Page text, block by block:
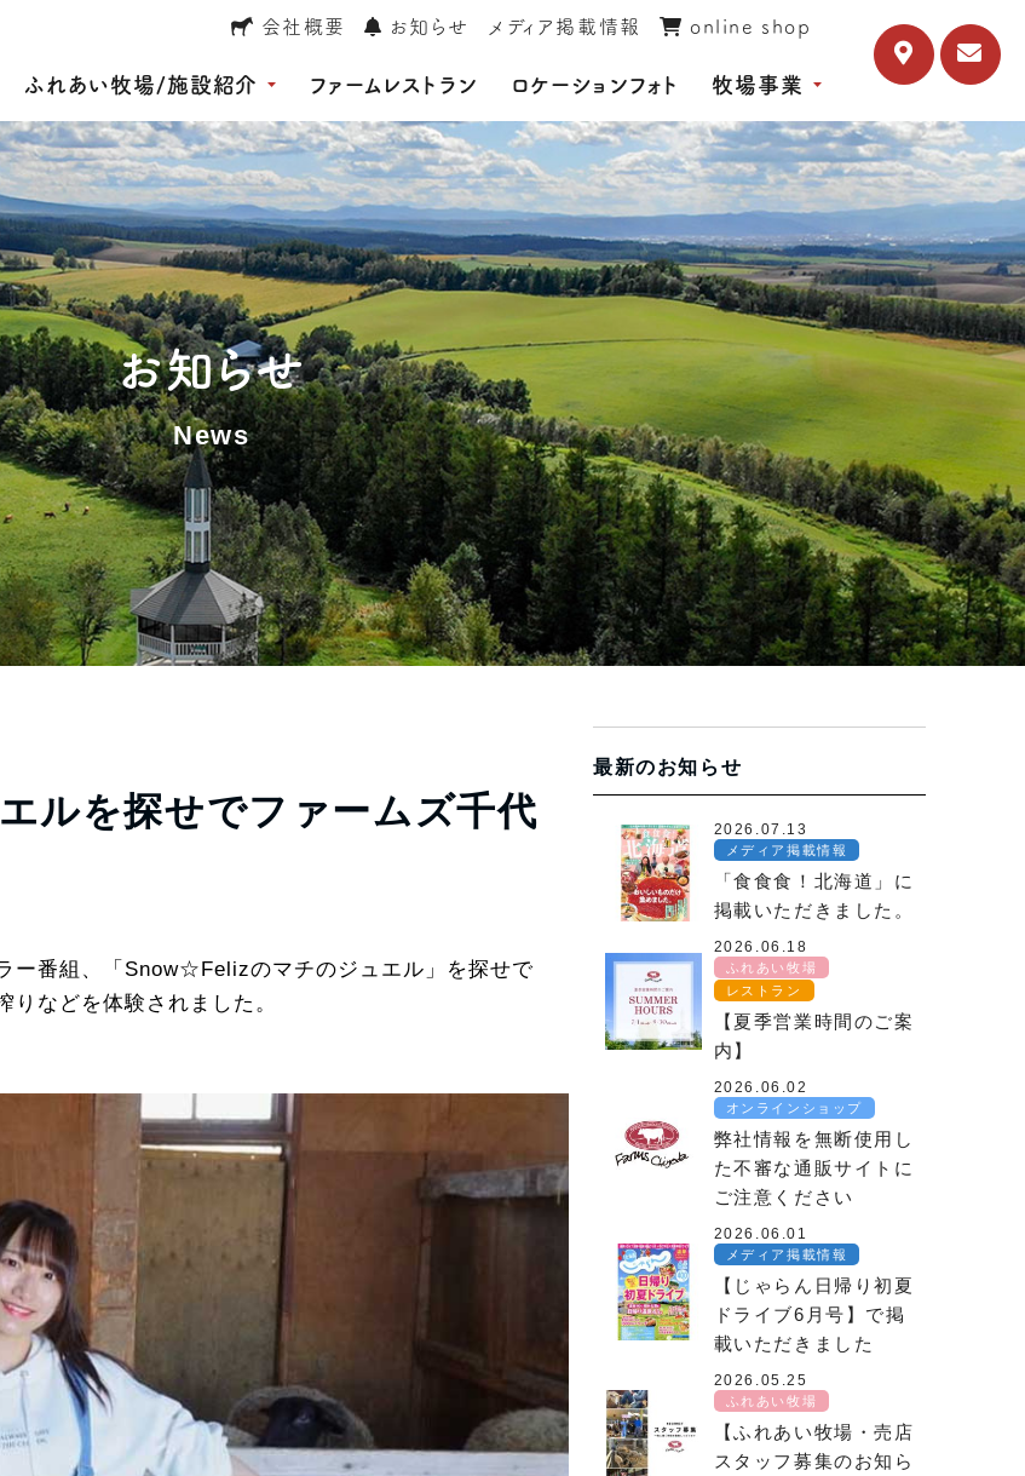
会社概要 お知らせ メディア掲載情報 online shop
ふれあい牧場/施設紹介 ファームレストラン ロケーションフォト 牧場事業
お知らせ
News
ルを探せでファームズ千代
ー番組、「Snow☆Felizのマチのジュエル」を探せで
などを体験されました。
最新のお知らせ
2026.07.13
メディア掲載情報
「食食食！北海道」に
掲載いただきました。
2026.06.18
ふれあい牧場
レストラン
【夏季営業時間のご案
内】
2026.06.02
オンラインショップ
弊社情報を無断使用し
た不審な通販サイトに
ご注意ください
2026.06.01
メディア掲載情報
【じゃらん日帰り初夏
ドライブ6月号】で掲
載いただきました
2026.05.25
ふれあい牧場
【ふれあい牧場・売店
スタッフ募集のお知ら